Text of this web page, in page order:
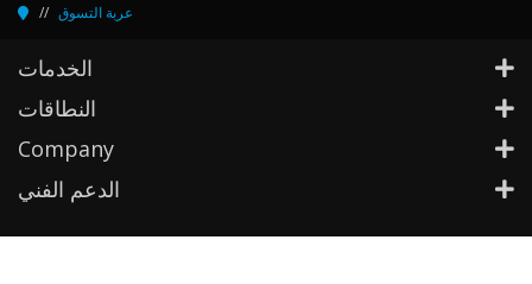
عربة التسوق
الخدمات
النطاقات
Company
الدعم الفني